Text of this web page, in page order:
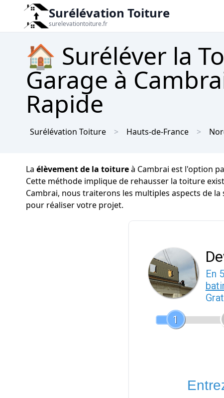
Surélévation Toiture
surelevationtoiture.fr
🏠 Suréléver la
Garage à
Rapide
Surélévation Toiture Hauts-de-France
La élèvement de la toitureà Cambrai est l'option
Cette méthode implique de rehausser la toiture
Cambrai, nous traiterons les multiples aspects de
pour réaliser votre projet.
En
1